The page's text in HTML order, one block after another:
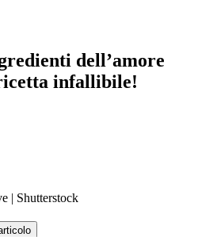
dell’amore
infallibile!
| Shutterstock